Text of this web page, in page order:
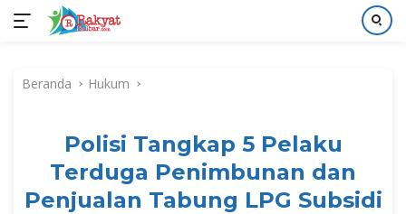
kontenBeranda Hukum
Polisi Tangkap 5 Pelaku
Terduga Penimbunan dan
Penjualan Tabung LPG Subsidi